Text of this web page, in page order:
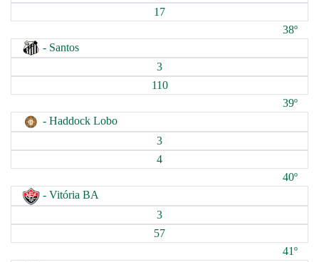
17
38º
- Santos
3
110
39º
- Haddock Lobo
3
4
40º
- Vitória BA
3
57
41º